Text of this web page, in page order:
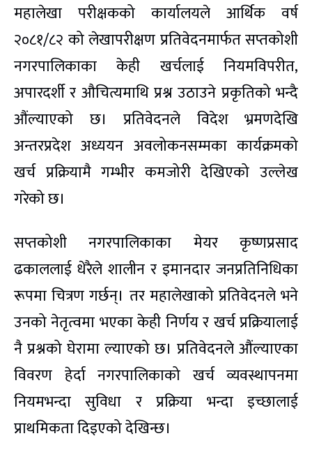
महालेखा परीक्षकको कार्यालयले आर्थिक वर्ष
२०८१/८२ को लेखापरीक्षण प्रतिवेदनमार्फत सप्तकोशी
नगरपालिकाका केही खर्चलाई नियमविपरीत,
अपारदर्शी र औचित्यमाथि प्रश्न उठाउने प्रकृतिको भन्दै
औंल्याएको छ। प्रतिवेदनले विदेश भ्रमणदेखि
अन्तरप्रदेश अध्ययन अवलोकनसम्मका कार्यक्रमको
खर्च प्रक्रियामै गम्भीर कमजोरी देखिएको उल्लेख
गरेको छ।
सप्तकोशी नगरपालिकाका मेयर कृष्णप्रसाद
ढकाललाई धेरैले शालीन र इमानदार जनप्रतिनिधिका
रूपमा चित्रण गर्छन्। तर महालेखाको प्रतिवेदनले भने
उनको नेतृत्वमा भएका केही निर्णय र खर्च प्रक्रियालाई
नै प्रश्नको घेरामा ल्याएको छ। प्रतिवेदनले औंल्याएका
विवरण हेर्दा नगरपालिकाको खर्च व्यवस्थापनमा
नियमभन्दा सुविधा र प्रक्रिया भन्दा इच्छालाई
प्राथमिकता दिइएको देखिन्छ।